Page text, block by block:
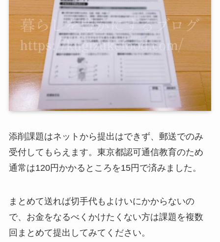
添削課題はネットから提出はできず、郵送でのみ
受付してもらえます。東京都認可通信教育のため
通常は120円かかるところを15円で済みました。
まとめて送れば切手代もよけいにかからないの
で、お金をなるべくかけたくない方は課題を複数
回まとめて提出してみてください。